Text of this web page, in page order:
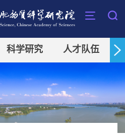
科学研究 人才队伍